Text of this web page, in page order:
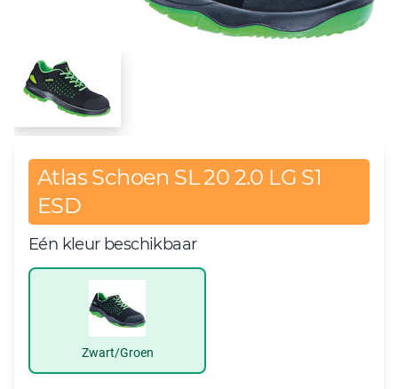
Atlas Schoen SL 20 2.0 LG S1
ESD
Eén kleur beschikbaar
Zwart/Groen